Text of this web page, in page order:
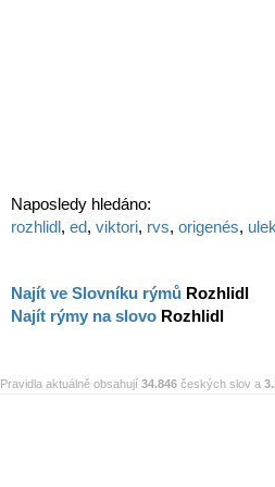
Naposledy hledáno:
rozhlidl, ed, viktori, rvs, origenés,
Najít ve Slovníku rýmů Rozhlidl
Najít rýmy na slovo Rozhlidl
Pravidla aktuálně obsahují 34.846 českých slov a